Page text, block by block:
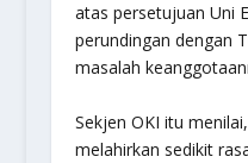
atas persetujuan Uni
perundingan dengan
masalah
Sekjen OKI itu
melahirkan sedikit